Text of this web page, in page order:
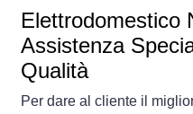
Elettrodomestico
Assistenza
Qualità
Per dare al cliente il